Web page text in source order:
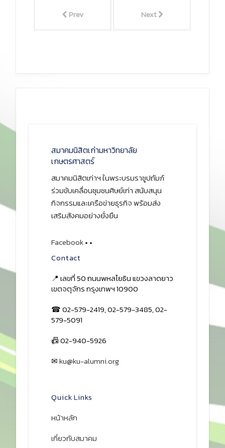
Prev Next
สมาคมนิสิตเก่ามหาวิทยาลัย
เกษตรศาสตร์
สมาคมนิสิตเก่าฯ ในพระบรมราชูปถัมภ์
ร่วมขับเคลื่อนชุมชนศิษย์เก่า สนับสนุน
กิจกรรมและเครือข่ายธุรกิจ พร้อมส่ง
เสริมสังคมอย่างยั่งยืน
Facebook• •
Contact
📍 เลขที่ 50 ถนนพหลโยธิน แขวงลาดยาว
เขตจตุจักร กรุงเทพฯ 10900
☎ 02-579-2419, 02-579-3485, 02-
579-5091
📠 02-940-5926
✉ku@ku-alumni.org
Quick Links
หน้าหลัก
เกี่ยวกับสมาคม